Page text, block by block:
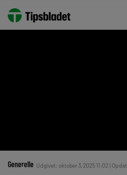
Generelle Udgivet: oktober 3, 2025 11:02 |